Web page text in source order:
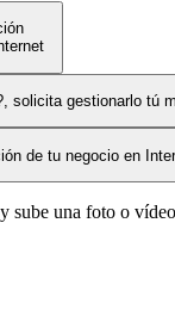
solicita gestionarlo tú
de tu negocio en
y sube una foto o